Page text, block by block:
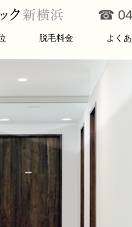
☎
脱毛料金 よく